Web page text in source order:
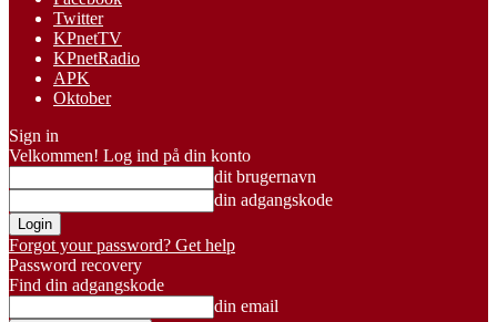
Twitter
KPnetTV
KPnetRadio
APK
Oktober
Sign in
Velkommen! Log ind på din konto
dit brugernavn
din adgangskode
Forgot your password? Get help
Password recovery
Find din adgangskode
din email